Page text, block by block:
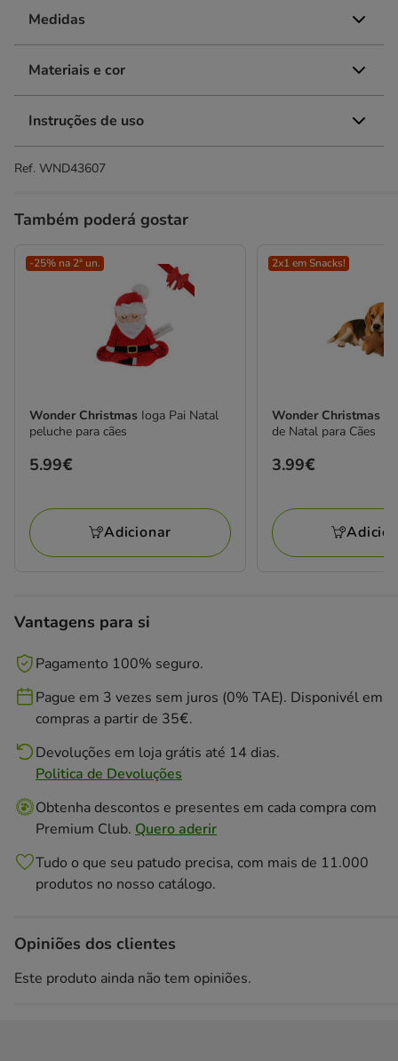
Medidas
Materiais e cor
Instruções de uso
Ref. WND43607
Também poderá gostar
-25% na 2ª un.
Wonder Christmas Ioga Pai Natal
peluche para cães
Preço
5.99€
Adicionar
2x1 em Snacks!
Wonder Christmas
de Natal para Cães
Preço
3.99€
Vantagens para si
Pagamento 100% seguro.
Pague em 3 vezes sem juros (0% TAE). Disponivél em
compras a partir de 35€.
Devoluções em loja grátis até 14 dias.
Politica de Devoluções
Obtenha descontos e presentes em cada compra com
Premium Club. Quero aderir
Tudo o que seu patudo precisa, com mais de 11.000
produtos no nosso catálogo.
Opiniões dos clientes
Este produto ainda não tem opiniões.